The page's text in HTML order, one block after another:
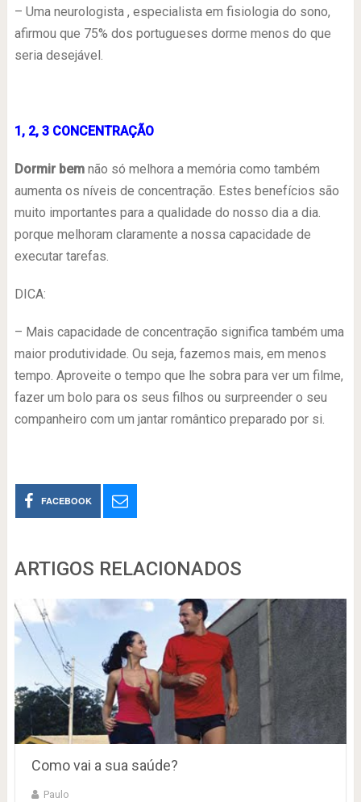
– Uma neurologista , especialista em fisiologia do sono,
afirmou que 75% dos portugueses dorme menos do que
seria desejável.
1, 2, 3 CONCENTRAÇÃO
Dormir bemnão só melhora a memória como também
aumenta os níveis de concentração. Estes benefícios são
muito importantes para a qualidade do nosso dia a dia.
porque melhoram claramente a nossa capacidade de
executar tarefas.
DICA:
– Mais capacidade de concentração significa também uma
maior produtividade. Ou seja, fazemos mais, em menos
tempo. Aproveite o tempo que lhe sobra para ver um filme,
fazer um bolo para os seus filhos ou surpreender o seu
companheiro com um jantar romântico preparado por si.
FACEBOOK
ARTIGOS RELACIONADOS
Como vai a sua saúde?
Paulo